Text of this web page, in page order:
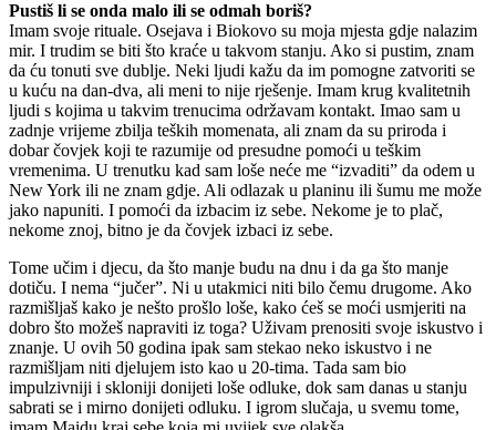
Pustiš li se onda malo ili se odmah boriš?
Imam svoje rituale. Osejava i Biokovo su moja mjesta gdje nalazim
mir. I trudim se biti što kraće u takvom stanju. Ako si pustim, znam
da ću tonuti sve dublje. Neki ljudi kažu da im pomogne zatvoriti se
u kuću na dan-dva, ali meni to nije rješenje. Imam krug kvalitetnih
ljudi s kojima u takvim trenucima održavam kontakt. Imao sam u
zadnje vrijeme zbilja teških momenata, ali znam da su priroda i
dobar čovjek koji te razumije od presudne pomoći u teškim
vremenima. U trenutku kad sam loše neće me “izvaditi” da odem u
New York ili ne znam gdje. Ali odlazak u planinu ili šumu me može
jako napuniti. I pomoći da izbacim iz sebe. Nekome je to plač,
nekome znoj, bitno je da čovjek izbaci iz sebe.
Tome učim i djecu, da što manje budu na dnu i da ga što manje
dotiču. I nema “jučer”. Ni u utakmici niti bilo čemu drugome. Ako
razmišljaš kako je nešto prošlo loše, kako ćeš se moći usmjeriti na
dobro što možeš napraviti iz toga? Uživam prenositi svoje iskustvo i
znanje. U ovih 50 godina ipak sam stekao neko iskustvo i ne
razmišljam niti djelujem isto kao u 20-tima. Tada sam bio
impulzivniji i skloniji donijeti loše odluke, dok sam danas u stanju
sabrati se i mirno donijeti odluku. I igrom slučaja, u svemu tome,